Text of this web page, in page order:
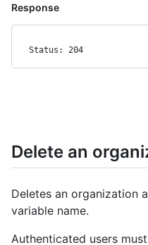
Response
Status: 204
Delete an
Deletes an organization
variable name.
Authenticated users